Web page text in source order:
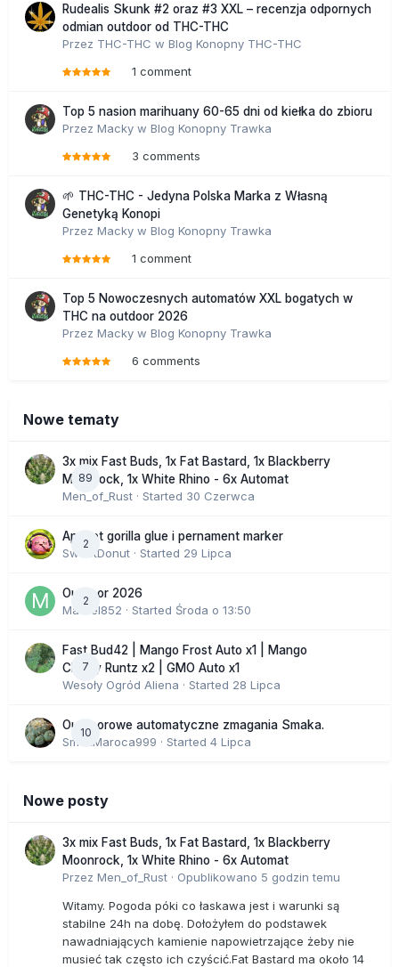
Rudealis Skunk #2 oraz #3 XXL – recenzja odpornych
odmian outdoor od THC-THC
Przez THC-THC w Blog Konopny THC-THC
1 comment
Top 5 nasion marihuany 60-65 dni od kiełka do zbioru
Przez Macky w Blog Konopny Trawka
3 comments
🌱 THC-THC - Jedyna Polska Marka z Własną
Genetyką Konopi
Przez Macky w Blog Konopny Trawka
1 comment
Top 5 Nowoczesnych automatów XXL bogatych w
THC na outdoor 2026
Przez Macky w Blog Konopny Trawka
6 comments
Nowe tematy
89
3x mix Fast Buds, 1x Fat Bastard, 1x Blackberry
Moonrock, 1x White Rhino - 6x Automat
Men_of_Rust · Started 30 Czerwca
2
Apricot gorilla glue i pernament marker
SweetDonut · Started 29 Lipca
2
Outdoor 2026
Marcel852 · Started Środa o 13:50
7
Fast Bud42 | Mango Frost Auto x1 | Mango
Cherry Runtz x2 | GMO Auto x1
Wesoły Ogród Aliena · Started 28 Lipca
10
Outdoorowe automatyczne zmagania Smaka.
SmakMaroca999 · Started 4 Lipca
Nowe posty
3x mix Fast Buds, 1x Fat Bastard, 1x Blackberry
Moonrock, 1x White Rhino - 6x Automat
Przez Men_of_Rust · Opublikowano 5 godzin temu
Witamy. Pogoda póki co łaskawa jest i warunki są
stabilne 24h na dobę. Dołożyłem do podstawek
nawadniających kamienie napowietrzające żeby nie
musieć tak często ich czyścić.Fat Bastard ma około 14